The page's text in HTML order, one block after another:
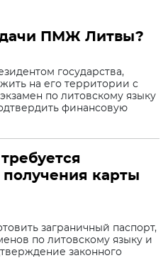
ПМЖ Литвы?
государства,
на его территории с
по литовскому языку
финансовую
получения карты
заграничный паспорт,
по литовскому языку и
законного